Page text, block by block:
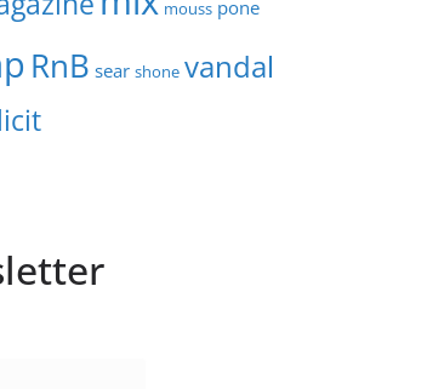
mouss pone
RnB sear shone vandal